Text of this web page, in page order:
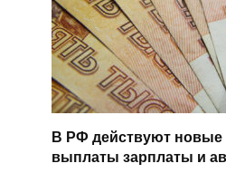
В РФ действуют новые
выплаты зарплаты и